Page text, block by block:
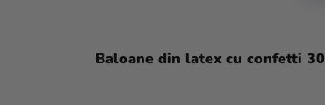
Baloane din latex cu confetti 30